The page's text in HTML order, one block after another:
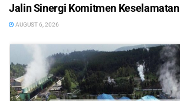
Jalin Sinergi Komitmen Keselamatan
AUGUST 6, 2026